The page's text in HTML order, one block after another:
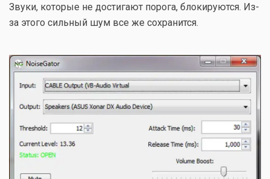
Звуки, которые не достигают порога, блокируются. Из-
за этого сильный шум все же сохранится.